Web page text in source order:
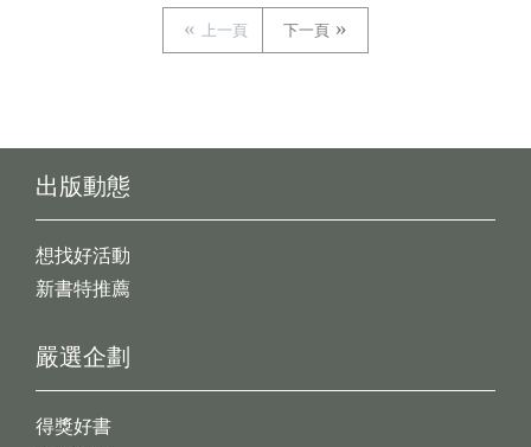
上一頁 下一頁
出版動態
想找好活動
新書特推薦
嚴選企劃
得獎好書